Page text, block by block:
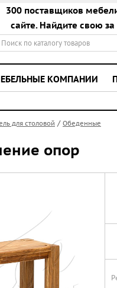
300 поставщиков
сайте. Найдите свою
КОМПАНИИ
для столовой / Обеденные
опор